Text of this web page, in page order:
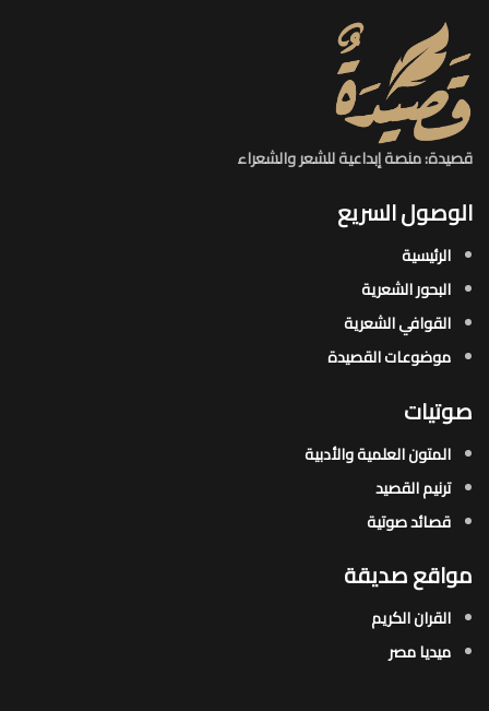
قصيدة: منصة إبداعية للشعر والشعراء
الوصول السريع
الرئيسية
البحور الشعرية​
القوافي الشعرية​
موضوعات القصيدة​
صوتيات
المتون العلمية والأدبية
ترنيم القصيد
قصائد صوتية
مواقع صديقة
القران الكريم
ميديا مصر